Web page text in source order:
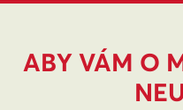
ABY VÁM O